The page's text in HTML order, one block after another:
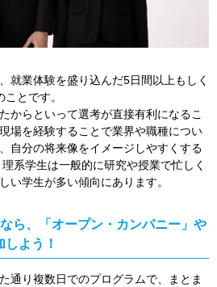
就業体験を盛り込んだ5日間以上もしく
とです。
からといって選考が直接有利になるこ
場を経験することで業界や職種につい
自分の将来像をイメージしやすくする
系学生は一般的に研究や授業で忙しく
い学生が多い傾向にあります。
ら、「オープン・カンパニー」や
しよう！
通り複数日でのプログラムで、まとま